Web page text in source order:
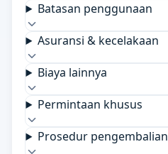
Batasan penggunaan
Asuransi & kecelakaan
Biaya lainnya
Permintaan khusus
Prosedur pengembalian